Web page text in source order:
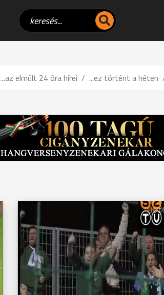
...az elmúlt 24 óra hírei ...ez történt a héten